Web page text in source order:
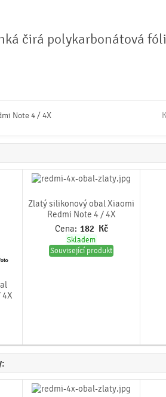
čirá polykarbonátová
Note 4 / 4X
Zlatý silikonový obal Xiaomi
Redmi Note 4 / 4X
Cena: 182 Kč
Skladem
Související produkt